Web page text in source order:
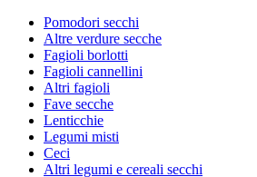
Pomodori secchi
Altre verdure secche
Fagioli borlotti
Fagioli cannellini
Altri fagioli
Fave secche
Lenticchie
Legumi misti
Ceci
Altri legumi e cereali secchi